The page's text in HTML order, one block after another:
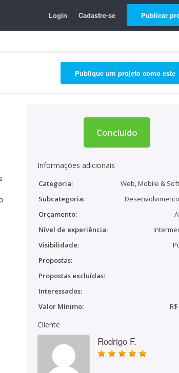
Login Cadastre-se Publicar
Publique um projeto como este
Concluído
Informações adicionais
Categoria:
Web, Mobile &
Subcategoria:
Orçamento:
Nível de experiência:
Visibilidade:
Propostas:
Propostas excluídas:
Interessados:
Valor Mínimo:
Cliente
Rodrigo F.